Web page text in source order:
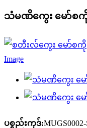
သံမဏိကွေး မော်စ
ပစ္စည်းကုဒ်:MUGS0002-